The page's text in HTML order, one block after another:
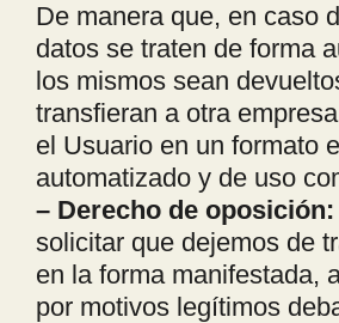
De manera que, en caso
datos se traten de forma
los mismos sean
transfieran a otra
el Usuario en un formato
automatizado y de uso
– Derecho de oposición:
solicitar que dejemos de
en la forma manifestada,
por motivos legítimos